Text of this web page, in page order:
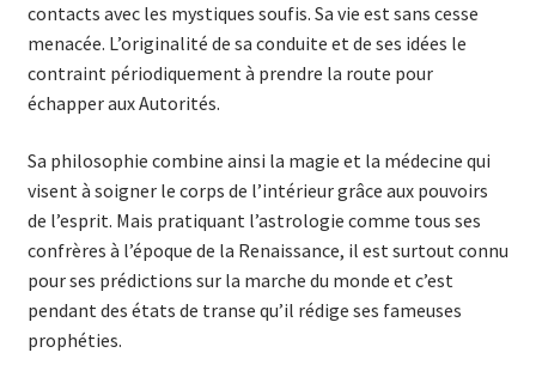
contacts avec les mystiques soufis. Sa vie est sans cesse
menacée. L’originalité de sa conduite et de ses idées le
contraint périodiquement à prendre la route pour
échapper aux Autorités.
Sa philosophie combine ainsi la magie et la médecine qui
visent à soigner le corps de l’intérieur grâce aux pouvoirs
de l’esprit. Mais pratiquant l’astrologie comme tous ses
confrères à l’époque de la Renaissance, il est surtout connu
pour ses prédictions sur la marche du monde et c’est
pendant des états de transe qu’il rédige ses fameuses
prophéties.